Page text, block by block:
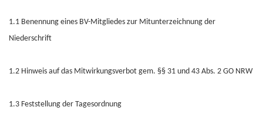
1.1 Benennung eines BV-Mitgliedes zur Mitunterzeichnung der
Niederschrift
1.2 Hinweis auf das Mitwirkungsverbot gem. §§ 31 und 43 Abs. 2 GO NRW
1.3 Feststellung der Tagesordnung